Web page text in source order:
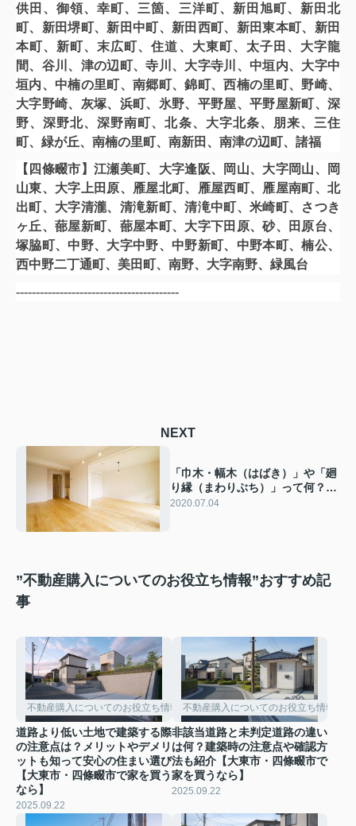
供田、御領、幸町、三箇、三洋町、新田旭町、新田北
町、新田堺町、新田中町、新田西町、新田東本町、新田
本町、新町、末広町、住道、大東町、太子田、大字龍
間、谷川、津の辺町、寺川、大字寺川、中垣内、大字中
垣内、中楠の里町、南郷町、錦町、西楠の里町、野崎、
大字野崎、灰塚、浜町、氷野、平野屋、平野屋新町、深
野、深野北、深野南町、北条、大字北条、朋来、三住
町、緑が丘、南楠の里町、南新田、南津の辺町、諸福
【四條畷市】江瀬美町、大字逢阪、岡山、大字岡山、岡
山東、大字上田原、雁屋北町、雁屋西町、雁屋南町、北
出町、大字清瀧、清滝新町、清滝中町、米崎町、さつき
ヶ丘、蔀屋新町、蔀屋本町、大字下田原、砂、田原台、
塚脇町、中野、大字中野、中野新町、中野本町、楠公、
西中野二丁通町、美田町、南野、大字南野、緑風台
-----------------------------------------
NEXT
「巾木・幅木（はばき）」や「廻
り縁（まわりぶち）」って何？
【大東市・四條畷市で家を買うな
2020.07.04
”不動産購入についてのお役立ち情報”おすすめ記
事
不動産購入についてのお役立ち情報
道路より低い土地で建築する際
の注意点は？メリットやデメリ
ットも知って安心の住まい選び
【大東市・四條畷市で家を買う
なら】
2025.09.22
不動産購入についてのお役立ち情報
非該当道路と未判定道路の違い
は何？建築時の注意点や確認方
法も紹介【大東市・四條畷市で
家を買うなら】
2025.09.22